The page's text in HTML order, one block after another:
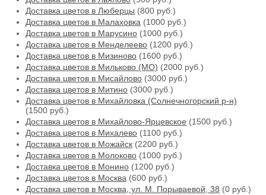
Доставка цветов в Люберцы (800 руб.)
Доставка цветов в Малаховка (1000 руб.)
Доставка цветов в Марусино (1000 руб.)
Доставка цветов в Менделеево (1200 руб.)
Доставка цветов в Мизиново (1600 руб.)
Доставка цветов в Мильково (МО) (2000 руб.)
Доставка цветов в Мисайлово (3000 руб.)
Доставка цветов в Митино (3000 руб.)
Доставка цветов в Михайловка (Солнечногорский р-н)
(1500 руб.)
Доставка цветов в Михайлово-Ярцевское (1500 руб.)
Доставка цветов в Михалево (1100 руб.)
Доставка цветов в Можайск (2200 руб.)
Доставка цветов в Молоково (1000 руб.)
Доставка цветов в Монино (1200 руб.)
Доставка цветов в Москва (600 руб.)
Доставка цветов в Москва, ул. М. Порываевой, 38 (0 руб.)